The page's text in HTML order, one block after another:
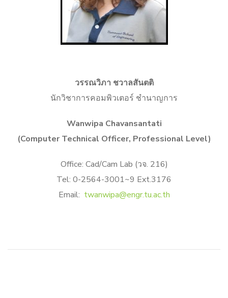
วรรณวิภา ชวาลสันตติ
นักวิชาการคอมพิวเตอร์ ชำนาญการ
Wanwipa Chavansantati
(Computer Technical Officer, Professional Level)
Office: Cad/Cam Lab (วจ. 216)
Tel: 0-2564-3001~9 Ext.3176
Email: twanwipa@engr.tu.ac.th